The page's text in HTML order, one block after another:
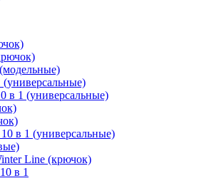
в 1 (универсальные)
в 1 (универсальные)
Line (крючок)
в 1